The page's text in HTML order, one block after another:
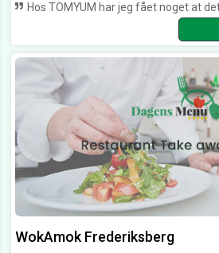
Hos TOMYUM har jeg fået noget at det bedste thaimad jeg længe har smagt. Alt bliver lavet fra bunden og det gør smags oplevelsen
WokAmok Frederiksberg